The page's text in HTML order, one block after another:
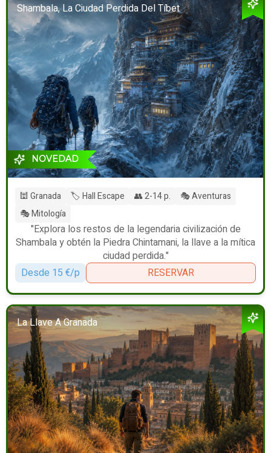
Shambala, La Ciudad Perdida Del Tíbet
NOVEDAD
🕍 Granada 🏷️ Hall Escape 👥 2-14 p.
🎭 Aventuras
🎭 Mitología
"Explora los restos de la legendaria civilización de
Shambala y obtén la Piedra Chintamani, la llave a la mítica
ciudad perdida."
Desde 15 €/p
RESERVAR
La Llave A Granada